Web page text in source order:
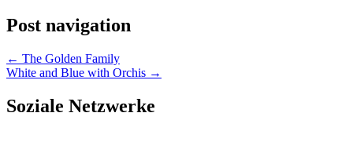
Post navigation
← The Golden Family
White and Blue with Orchis →
Soziale Netzwerke